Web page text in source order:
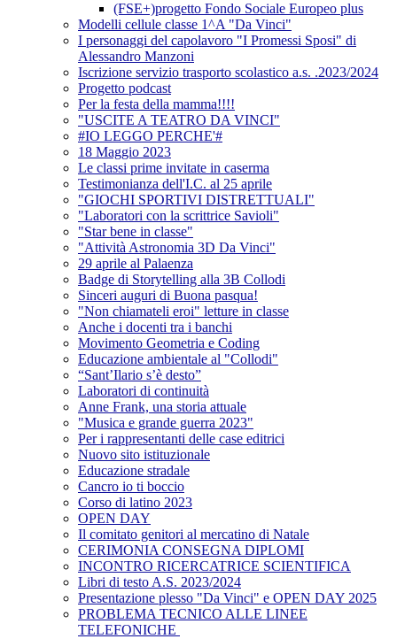
(FSE+)progetto Fondo Sociale Europeo plus
Modelli cellule classe 1^A "Da Vinci"
I personaggi del capolavoro "I Promessi Sposi" di
Alessandro Manzoni
Iscrizione servizio trasporto scolastico a.s. .2023/2024
Progetto podcast
Per la festa della mamma!!!!
"USCITE A TEATRO DA VINCI"
#IO LEGGO PERCHE'#
18 Maggio 2023
Le classi prime invitate in caserma
Testimonianza dell'I.C. al 25 aprile
"GIOCHI SPORTIVI DISTRETTUALI"
"Laboratori con la scrittrice Savioli"
"Star bene in classe"
"Attività Astronomia 3D Da Vinci"
29 aprile al Palaenza
Badge di Storytelling alla 3B Collodi
Sinceri auguri di Buona pasqua!
"Non chiamateli eroi" letture in classe
Anche i docenti tra i banchi
Movimento Geometria e Coding
Educazione ambientale al "Collodi"
“Sant’Ilario s’è desto”
Laboratori di continuità
Anne Frank, una storia attuale
"Musica e grande guerra 2023"
Per i rappresentanti delle case editrici
Nuovo sito istituzionale
Educazione stradale
Cancro io ti boccio
Corso di latino 2023
OPEN DAY
Il comitato genitori al mercatino di Natale
CERIMONIA CONSEGNA DIPLOMI
INCONTRO RICERCATRICE SCIENTIFICA
Libri di testo A.S. 2023/2024
Presentazione plesso "Da Vinci" e OPEN DAY 2025
PROBLEMA TECNICO ALLE LINEE
TELEFONICHE